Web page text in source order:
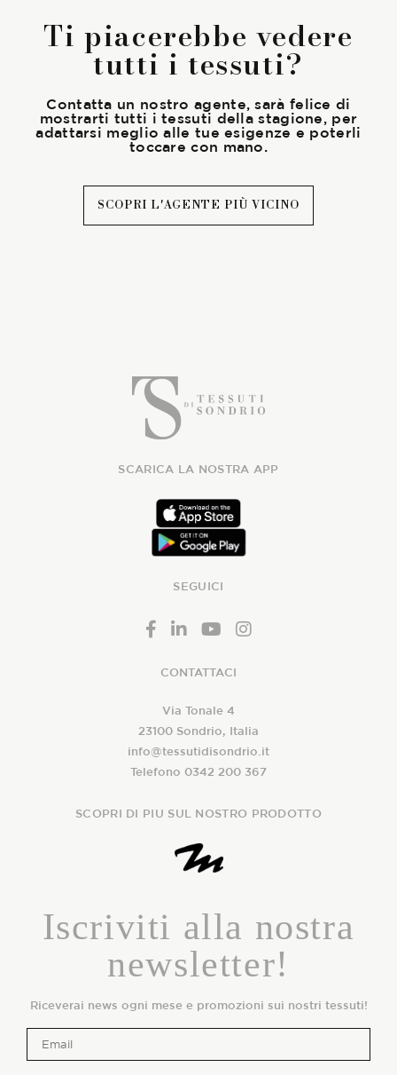
Ti piacerebbe vedere
tutti i tessuti?
Contatta un nostro agente, sarà felice di
mostrarti tutti i tessuti della stagione, per
adattarsi meglio alle tue esigenze e poterli
toccare con mano.
SCOPRI L'AGENTE PIÙ VICINO
SCARICA LA NOSTRA APP
SEGUICI
CONTATTACI
Via Tonale 4
23100 Sondrio, Italia
info@tessutidisondrio.it
Telefono 0342 200 367
SCOPRI DI PIU SUL NOSTRO PRODOTTO
Iscriviti alla nostra
newsletter!
Riceverai news ogni mese e promozioni sui nostri tessuti!